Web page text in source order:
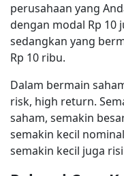
perusahaan yang
dengan modal Rp 10
sedangkan yang
Rp 10 ribu.
Dalam bermain
risk, high return.
saham, semakin
semakin kecil
semakin kecil juga